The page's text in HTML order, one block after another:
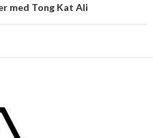
med Tong Kat Ali